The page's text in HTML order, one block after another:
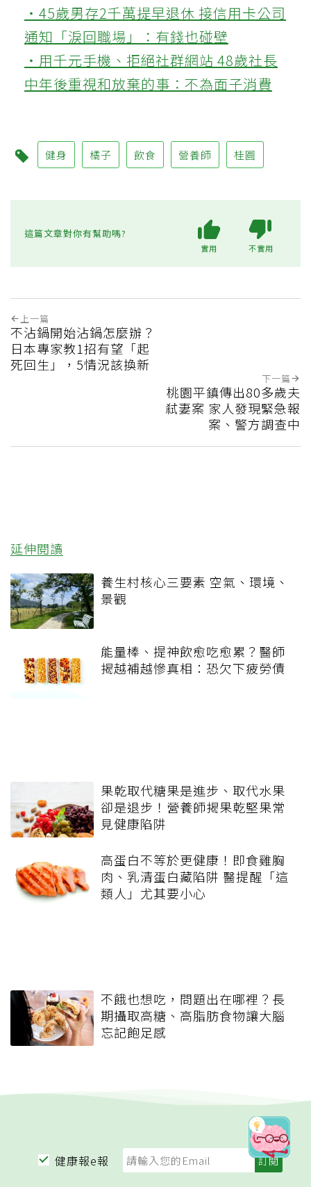
‧45歲男存2千萬提早退休 接信用卡公司
通知「淚回職場」：有錢也碰壁
‧用千元手機、拒絕社群網站 48歲社長
中年後重視和放棄的事：不為面子消費
健身 橘子 飲食 營養師 桂圓
這篇文章對你有幫助嗎?
實用 不實用
上一篇
不沾鍋開始沾鍋怎麼辦？
日本專家教1招有望「起
死回生」，5情況該換新
下一篇
桃園平鎮傳出80多歲夫
弒妻案 家人發現緊急報
案、警方調查中
延伸閱讀
養生村核心三要素 空氣、環境、
景觀
能量棒、提神飲愈吃愈累？醫師
揭越補越慘真相：恐欠下疲勞債
果乾取代糖果是進步、取代水果
卻是退步！營養師揭果乾堅果常
見健康陷阱
高蛋白不等於更健康！即食雞胸
肉、乳清蛋白藏陷阱 醫提醒「這
類人」尤其要小心
不餓也想吃，問題出在哪裡？長
期攝取高糖、高脂肪食物讓大腦
忘記飽足感
健康報e報